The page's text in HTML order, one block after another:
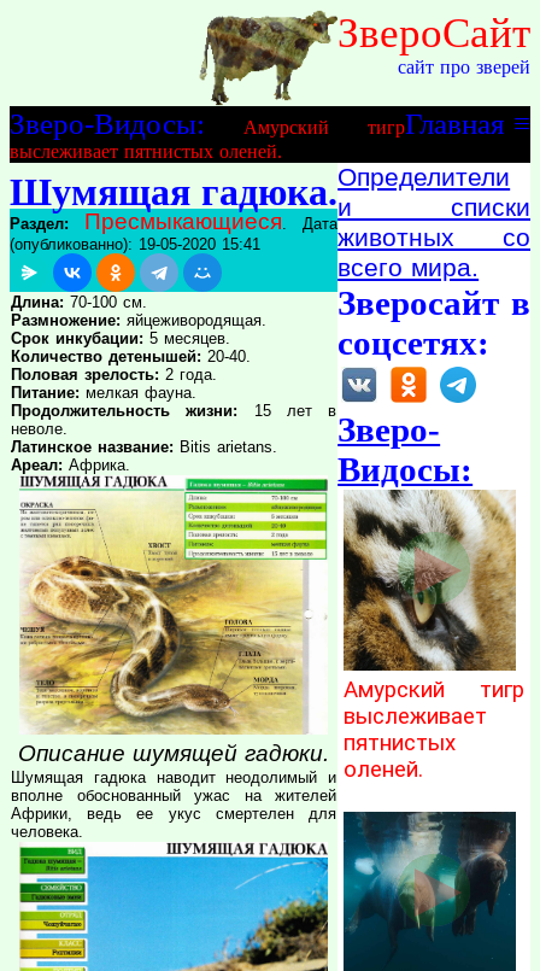
ЗвероСайт
сайт про зверей
≡
Главная
Зверо-Видосы:
Амурский тигр
выслеживает пятнистых оленей.
Шумящая гадюка.
Раздел: Пресмыкающиеся. Дата
(опубликованно): 19-05-2020 15:41
Длина: 70-100 см.
Размножение: яйцеживородящая.
Срок инкубации: 5 месяцев.
Количество детенышей: 20-40.
Половая зрелость: 2 года.
Питание: мелкая фауна.
Продолжительность жизни: 15 лет в
неволе.
Латинское название: Bitis arietans.
Ареал: Африка.
Описание шумящей гадюки.
Шумящая гадюка наводит неодолимый и
вполне обоснованный ужас на жителей
Африки, ведь ее укус смертелен для
человека.
Определители
и списки
животных со
всего мира.
Зверосайт в
соцсетях:
Зверо-
Видосы:
Амурский тигр
выслеживает
пятнистых
оленей.